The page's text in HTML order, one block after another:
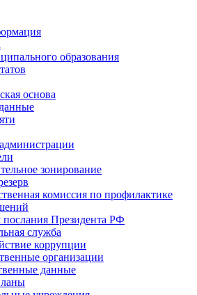
образования
основа
зонирование
комиссия по профилактике
послания Президента РФ
служба
коррупции
организации
данные